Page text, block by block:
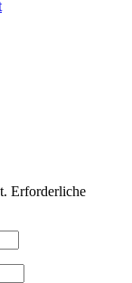
Erforderliche